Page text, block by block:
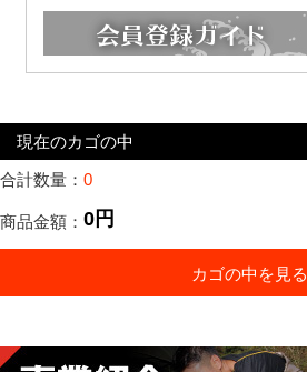
現在のカゴの中
合計数量： 0
商品金額： 0円
カゴの中を見る